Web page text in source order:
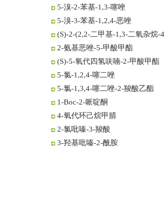
5-溴-2-苯基-1,3-噻唑
5-溴-3-苯基-1,2,4-恶唑
(S)-2-(2,2-二甲基-1,3-二氧杂烷-
2-氨基恶唑-5-甲酸甲酯
(S)-5-氧代四氢呋喃-2-甲酸甲酯
5-氯-1,2,4-噻二唑
5-氯-1,3,4-噻二唑-2-羧酸乙酯
1-Boc-2-哌啶酮
4-氧代环己烷甲腈
2-氯吡嗪-3-羧酸
3-羟基吡嗪-2-酰胺